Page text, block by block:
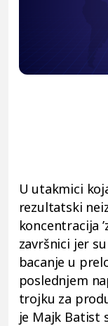
U utakmici
rezultatski
koncentracija
završnici jer
bacanje u
poslednjem
trojku za
je Majk Batist